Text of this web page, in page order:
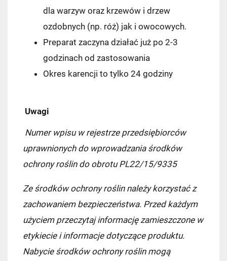
dla warzyw oraz krzewów i drzew
ozdobnych (np. róż) jak i owocowych.
Preparat zaczyna działać już po 2-3
godzinach od zastosowania
Okres karencji to tylko 24 godziny
Uwagi
Numer wpisu w rejestrze przedsiębiorców
uprawnionych do wprowadzania środków
ochrony roślin do obrotu PL22/15/9335
Ze środków ochrony roślin należy korzystać z
zachowaniem bezpieczeństwa. Przed każdym
użyciem przeczytaj informację zamieszczone w
etykiecie i informacje dotyczące produktu.
Nabycie środków ochrony roślin mogą
Kraj wysyłki:
Pocztex PUNKT/AUTOMAT 7,49 zł
Kurier Pocztex 9,90 zł
ORLEN Paczka 11,99 zł
11,99 zł
Kurier InPost 14,99 zł